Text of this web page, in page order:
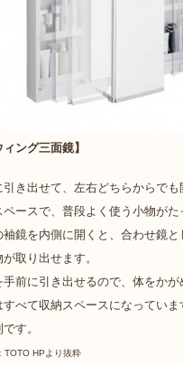
ィング三面鏡】
引き出せて、左右どちらからで
ペースで、普段よく使う小物がた
袖鏡を内側に開くと、合わせ鏡
取り出せます。
手前に引き出せるので、体をかが
すべて収納スペースになってい
す。
TOTO HPより抜粋